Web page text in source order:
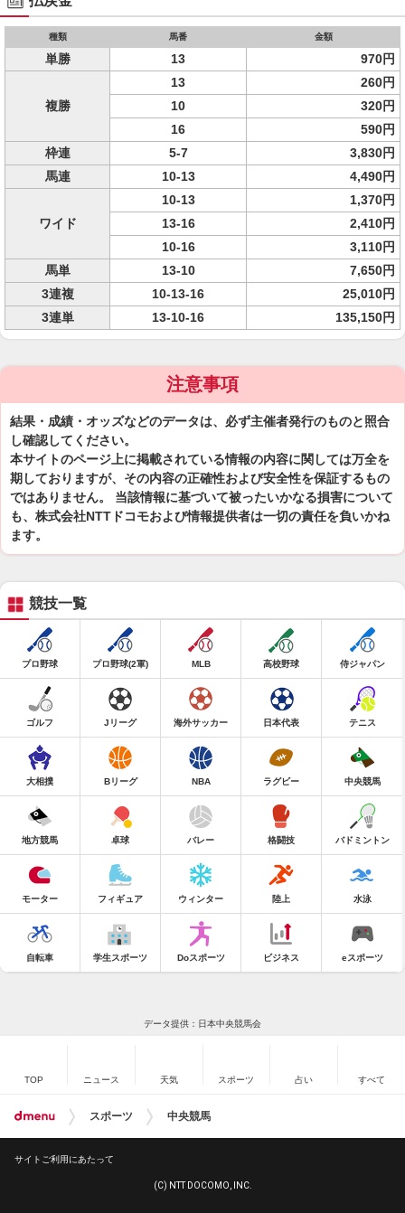
種類 馬番 金額
単勝 13 970円
複勝
13
260円
10
320円
16
590円
枠連
5-7
3,830円
馬連
10-13 4,490円
ワイド
10-13
1,370円
13-16
2,410円
10-16
3,110円
馬単
13-10
7,650円
3連複
10-13-16
25,010円
3連単
13-10-16 135,150円
注意事項
結果・成績・オッズなどのデータは、必ず主催者発行のものと照合
し確認してください。
本サイトのページ上に掲載されている情報の内容に関しては万全を
期しておりますが、その内容の正確性および安全性を保証するもの
ではありません。 当該情報に基づいて被ったいかなる損害について
も、株式会社NTTドコモおよび情報提供者は一切の責任を負いかね
ます。
競技一覧
プロ野球 プロ野球(2軍) MLB 高校野球 侍ジャパン
ゴルフ Jリーグ 海外サッカー 日本代表 テニス
大相撲 Bリーグ NBA ラグビー 中央競馬
地方競馬 卓球 バレー 格闘技 バドミントン
モーター フィギュア ウィンター 陸上 水泳
自転車 学生スポーツ Doスポーツ ビジネス eスポーツ
データ提供：日本中央競馬会
TOP ニュース 天気 スポーツ 占い すべて
スポーツ 中央競馬
サイトご利用にあたって
(C) NTT DOCOMO, INC.